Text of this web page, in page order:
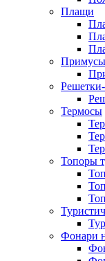
Плащи
Примусы
Термосы
Топоры
Фонари